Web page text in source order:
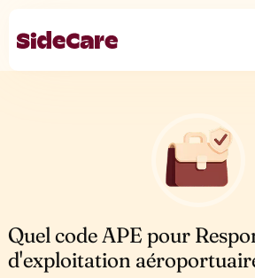
Quel code APE pour
d'exploitation